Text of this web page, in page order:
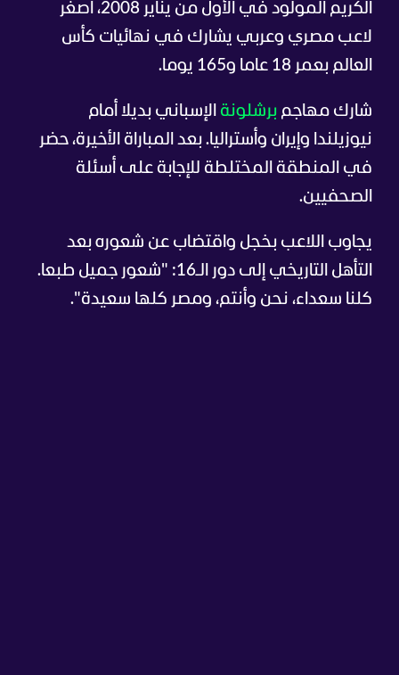
الكريم المولود في الأول من يناير 2008، أصغر
لاعب مصري وعربي يشارك في نهائيات كأس
العالم بعمر 18 عاما و165 يوما.
شارك مهاجم برشلونة الإسباني بديلا أمام
نيوزيلندا وإيران وأستراليا. بعد المباراة الأخيرة، حضر
في المنطقة المختلطة للإجابة على أسئلة
الصحفيين.
يجاوب اللاعب بخجل واقتضاب عن شعوره بعد
التأهل التاريخي إلى دور الـ16: "شعور جميل طبعا.
كلنا سعداء، نحن وأنتم، ومصر كلها سعيدة".